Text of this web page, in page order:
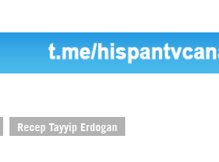
Recep Tayyip Erdogan